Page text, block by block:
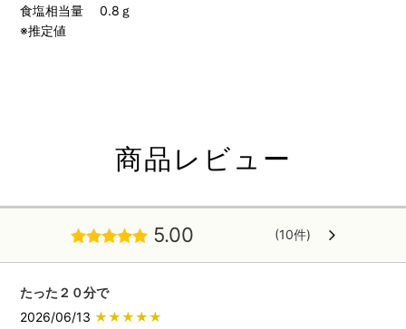
食塩相当量 0.8ｇ
※推定値
商品レビュー
5.00 (10件)
たった２０分で
2026/06/13 ★★★★★